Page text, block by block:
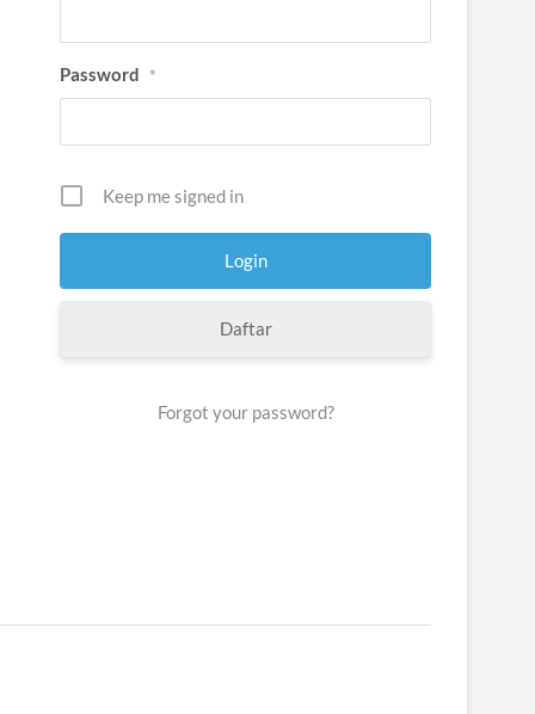
Password *
Keep me signed in
Daftar
Forgot your password?